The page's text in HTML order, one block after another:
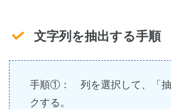
文字列を抽出する手順
手順①： 列を選択して、「抽
クする。